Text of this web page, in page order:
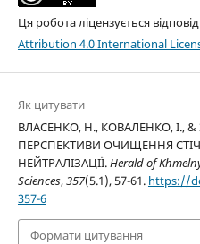
Ця робота ліцензується
Attribution 4.0 International
Як цитувати
ВЛАСЕНКО, Н., КОВАЛЕНКО, І., &
ПЕРСПЕКТИВИ ОЧИЩЕННЯ
НЕЙТРАЛІЗАЦІЇ.Herald of
Sciences,357(5.1), 57-61. https://
357-6
Формати цитування